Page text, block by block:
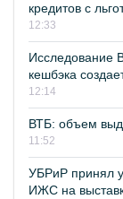
кредитов с
12:33
Исследование
кешбэка
12:14
ВТБ: объем
11:52
УБРиР принял
ИЖС на